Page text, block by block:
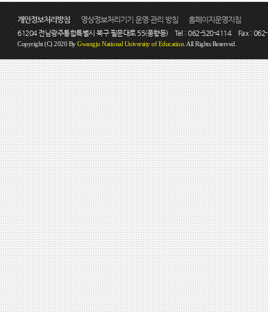
개인정보처리방침 영상정보처리기기 운영·관리 방침 홈페이지운영지침
61204 전남광주통합특별시 북구 필문대로 55(풍향동) Tel : 062-520-4114 Fax :
Copyright (C) 2020 ByGwangju National University of Education.All Rights Reserved.